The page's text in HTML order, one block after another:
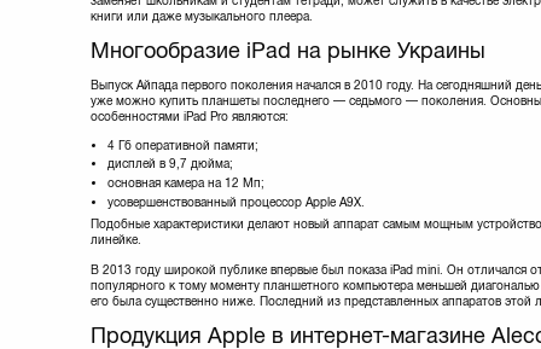
книги или даже музыкального плеера.
Многообразие iPad на рынке Украины
Выпуск Айпада первого поколения начался в 2010 году. На сегодняшний
уже можно купить планшеты последнего — седьмого — поколения.
особенностями iPad Pro являются:
4 Гб оперативной памяти;
дисплей в 9,7 дюйма;
основная камера на 12 Мп;
усовершенствованный процессор Apple A9X.
Подобные характеристики делают новый аппарат самым мощным
линейке.
В 2013 году широкой публике впервые был показа iPad mini. Он отличался
популярного к тому моменту планшетного компьютера меньшей
его была существенно ниже. Последний из представленных аппаратов
Продукция Apple в интернет-магазине